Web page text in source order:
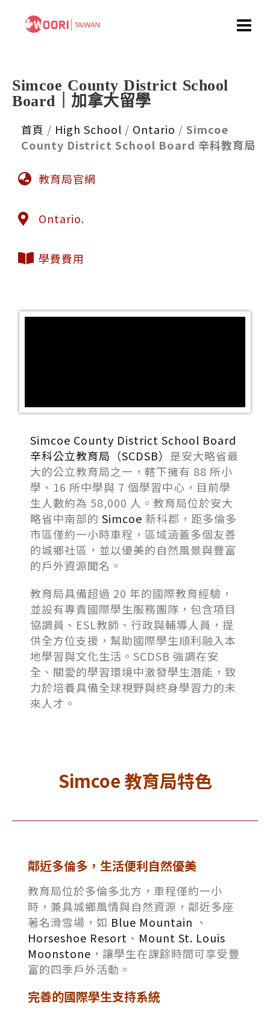
Simcoe County District School
Board｜加拿大留學
首頁 / High School / Ontario / Simcoe
County District School Board 辛科教育局
教育局官網
Ontario.
學費費用
Simcoe County District School Board
辛科公立教育局（SCDSB） 是安大略省最
大的公立教育局之一，轄下擁有 88 所小
學、16 所中學與 7 個學習中心，目前學
生人數約為 58,000 人。教育局位於安大
略省中南部的 Simcoe 新科郡，距多倫多
市區僅約一小時車程，區域涵蓋多個友善
的城鄉社區，並以優美的自然風景與豐富
的戶外資源聞名。
教育局具備超過 20 年的國際教育經驗，
並設有專責國際學生服務團隊，包含項目
協調員、ESL教師、行政與輔導人員，提
供全方位支援，幫助國際學生順利融入本
地學習與文化生活。SCDSB 強調在安
全、關愛的學習環境中激發學生潛能，致
力於培養具備全球視野與終身學習力的未
來人才。
Simcoe 教育局特色
鄰近多倫多，生活便利自然優美
教育局位於多倫多北方，車程僅約一小
時，兼具城鄉風情與自然資源，鄰近多座
著名滑雪場，如 Blue Mountain 、
Horseshoe Resort 、 Mount St. Louis
Moonstone ，讓學生在課餘時間可享受豐
富的四季戶外活動。
完善的國際學生支持系統